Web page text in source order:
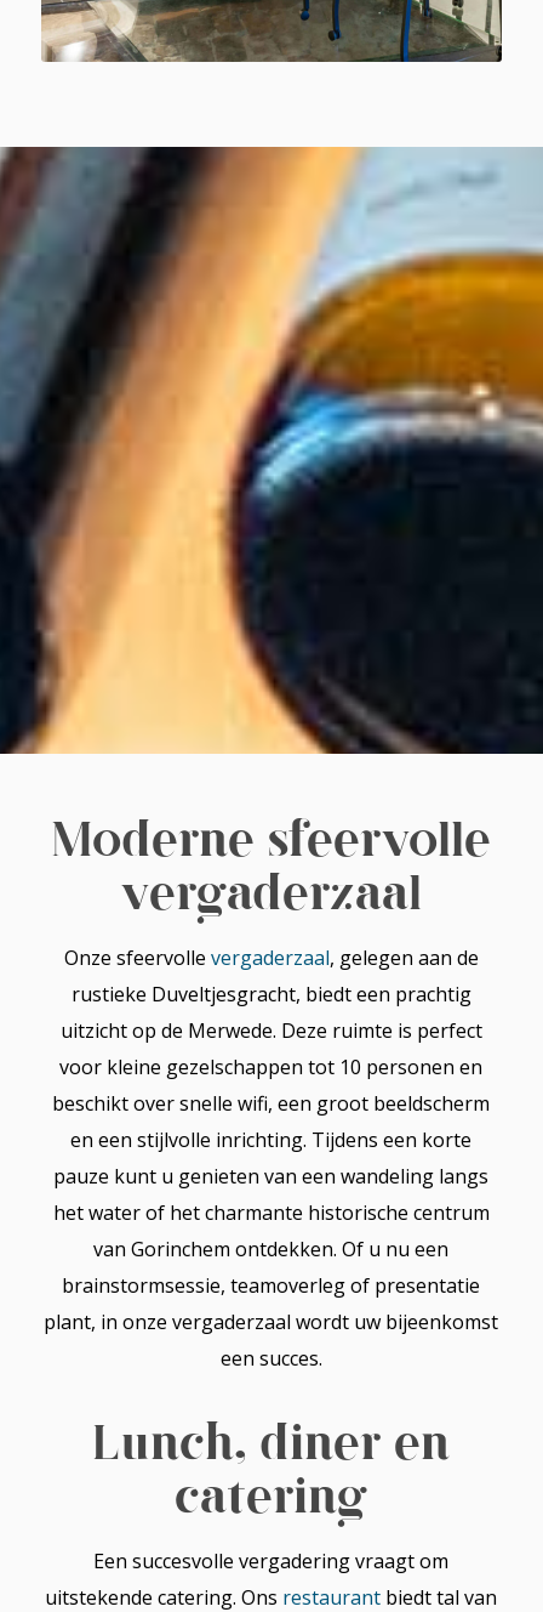
Moderne sfeervolle
vergaderzaal
Onze sfeervolle vergaderzaal, gelegen aan de
rustieke Duveltjesgracht, biedt een prachtig
uitzicht op de Merwede. Deze ruimte is perfect
voor kleine gezelschappen tot 10 personen en
beschikt over snelle wifi, een groot beeldscherm
en een stijlvolle inrichting. Tijdens een korte
pauze kunt u genieten van een wandeling langs
het water of het charmante historische centrum
van Gorinchem ontdekken. Of u nu een
brainstormsessie, teamoverleg of presentatie
plant, in onze vergaderzaal wordt uw bijeenkomst
een succes.
Lunch, diner en
catering
Een succesvolle vergadering vraagt om
uitstekende catering. Ons restaurant biedt tal van